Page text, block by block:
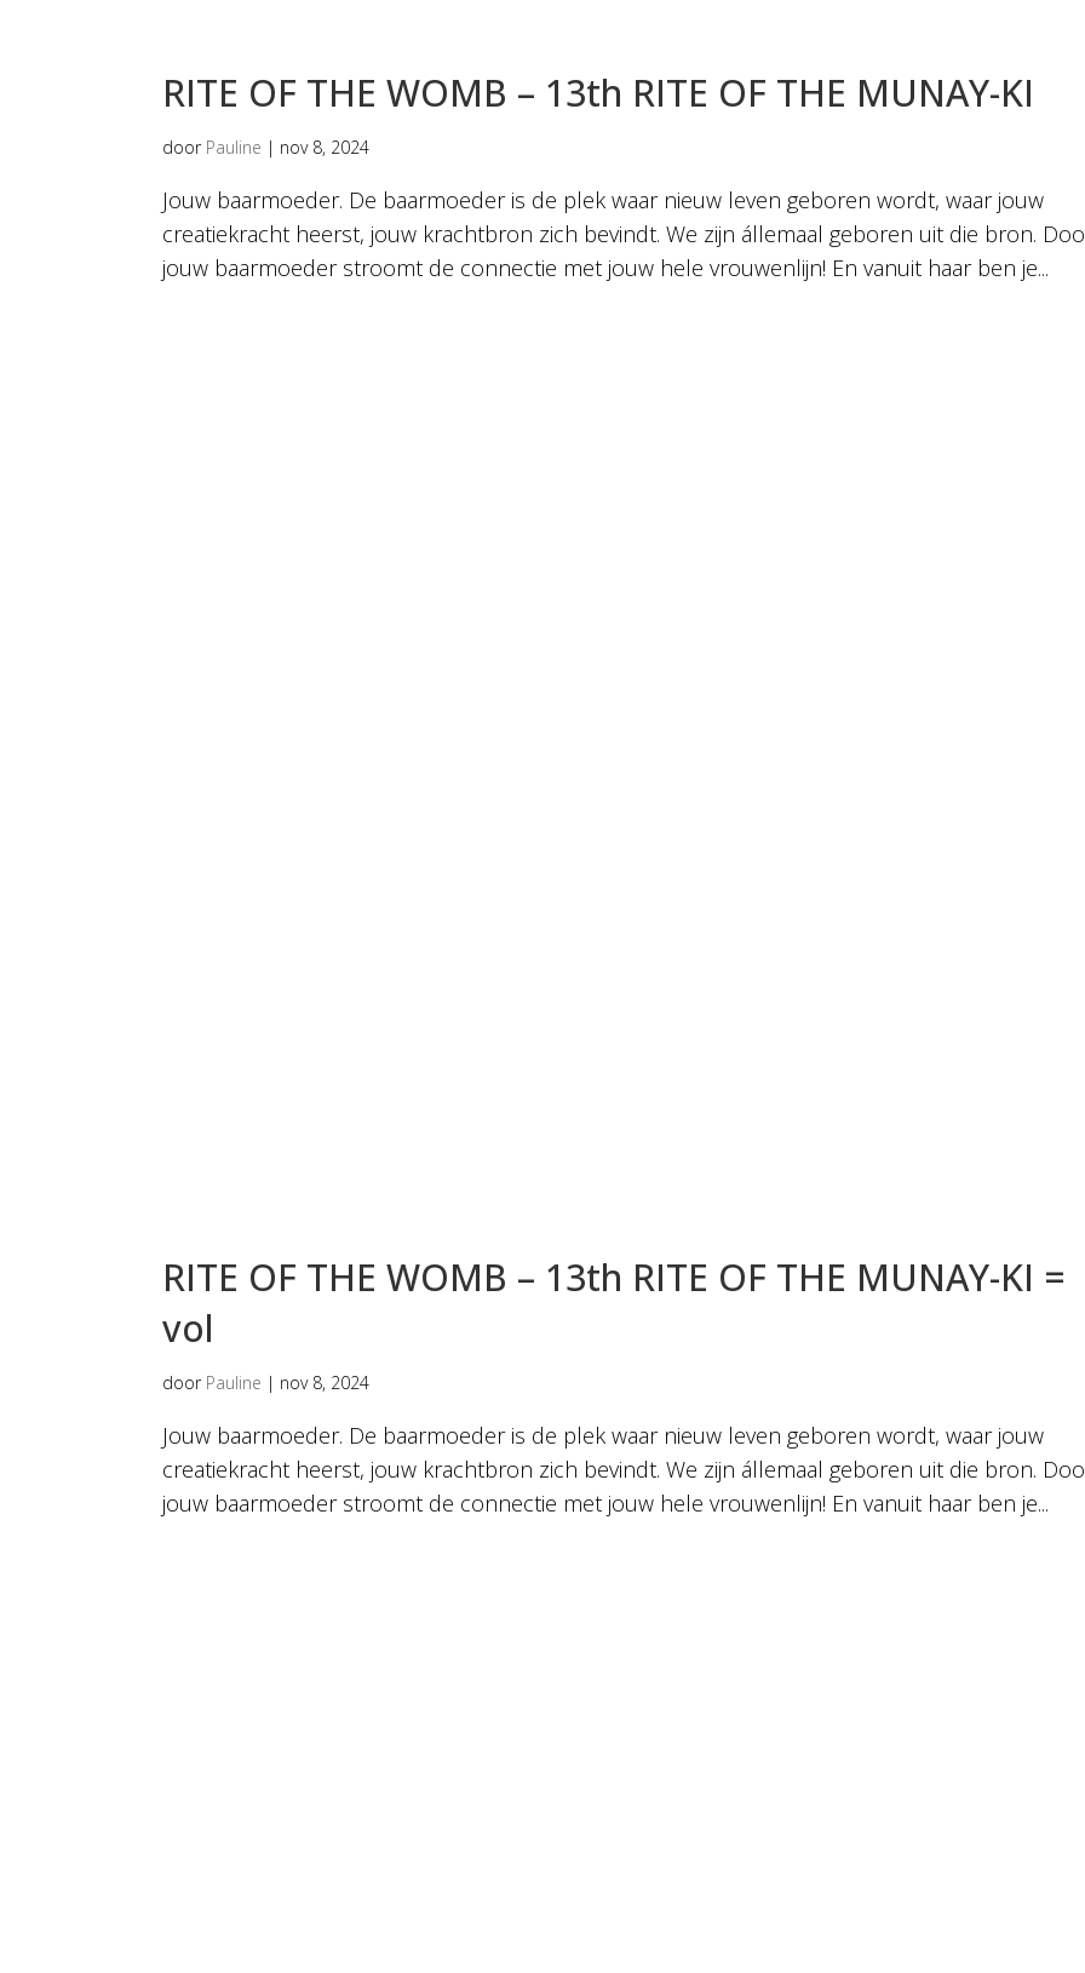
RITE OF THE WOMB – 13th RITE OF THE MUNAY-KI
door Pauline | nov 8, 2024
Jouw baarmoeder. De baarmoeder is de plek waar nieuw leven geboren wordt, waar jouw
creatiekracht heerst, jouw krachtbron zich bevindt. We zijn állemaal geboren uit die bron.
jouw baarmoeder stroomt de connectie met jouw hele vrouwenlijn! En vanuit haar ben je...
RITE OF THE WOMB – 13th RITE OF THE MUNAY-KI =
vol
door Pauline | nov 8, 2024
Jouw baarmoeder. De baarmoeder is de plek waar nieuw leven geboren wordt, waar jouw
creatiekracht heerst, jouw krachtbron zich bevindt. We zijn állemaal geboren uit die bron.
jouw baarmoeder stroomt de connectie met jouw hele vrouwenlijn! En vanuit haar ben je...